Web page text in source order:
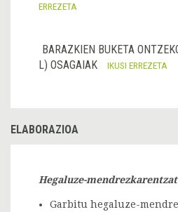
ERREZETA
BARAZKIEN BUKETA
L) OSAGAIAK
IKUSI ERREZETA
ELABORAZIOA
Hegaluze-
Garbitu hegaluze-